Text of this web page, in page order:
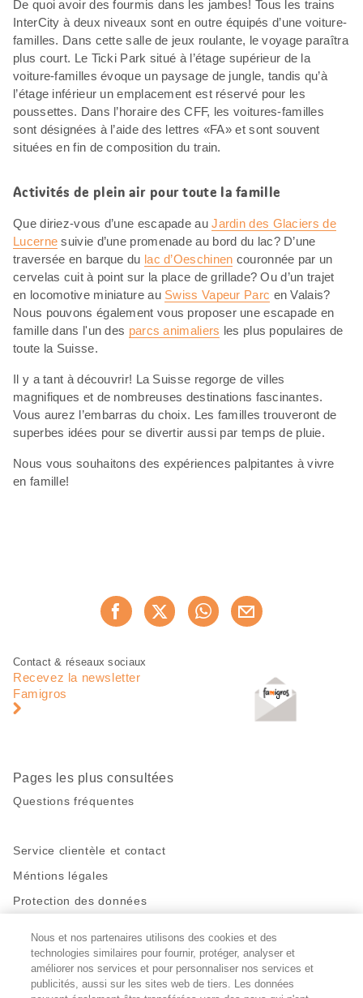
De quoi avoir des fourmis dans les jambes! Tous les trains
InterCity à deux niveaux sont en outre équipés d’une voiture-
familles. Dans cette salle de jeux roulante, le voyage paraîtra
plus court. Le Ticki Park situé à l’étage supérieur de la
voiture-familles évoque un paysage de jungle, tandis qu’à
l’étage inférieur un emplacement est réservé pour les
poussettes. Dans l’horaire des CFF, les voitures-familles
sont désignées à l’aide des lettres «FA» et sont souvent
situées en fin de composition du train.
Activités de plein air pour toute la famille
Que diriez-vous d’une escapade auJardin des Glaciers de
Lucerne suivie d’une promenade au bord du lac? D’une
traversée en barque du lac d’Oeschinen couronnée par un
cervelas cuit à point sur la place de grillade? Ou d’un trajet
en locomotive miniature au Swiss Vapeur Parc en Valais?
Nous pouvons également vous proposer une escapade en
famille dans l'un des parcs animaliers les plus populaires de
toute la Suisse.
Il y a tant à découvrir! La Suisse regorge de villes
magnifiques et de nombreuses destinations fascinantes.
Vous aurez l’embarras du choix. Les familles trouveront de
superbes idées pour se divertir aussi par temps de pluie.
Nous vous souhaitons des expériences palpitantes à vivre
en famille!
Recommander maintenant
Pied
page
Navigation
pied
Contact & réseaux sociaux
Recevez la newsletter
Famigros
Pages les plus consultées
Questions fréquentes
Service clientèle et contact
Méntions légales
Protection des données
Restez en contact!
Facebook
http://twitter.com/migros
https://www.youtube.com/user/
PinterestInstagram
Nous et nos partenaires utilisons des cookies et des
technologies similaires pour fournir, protéger, analyser et
améliorer nos services et pour personnaliser nos services et
publicités, aussi sur les sites web de tiers. Les données